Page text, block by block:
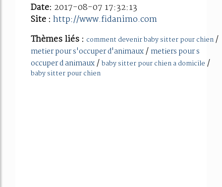
Date: 2017-08-07 17:32:13
Site : http://www.fidanimo.com
Thèmes liés : comment devenir baby sitter pour chien/
metier pour s'occuper d'animaux/ metiers pour s
occuper d animaux/baby sitter pour chien a domicile /
baby sitter pour chien